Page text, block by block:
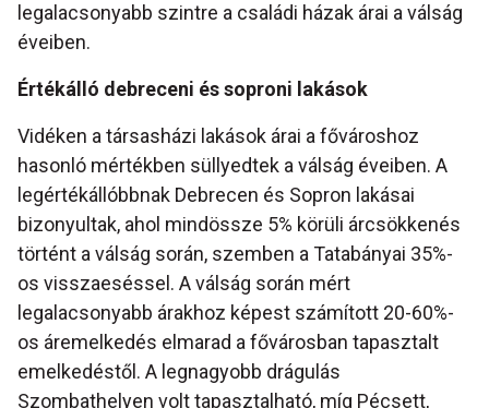
legalacsonyabb szintre a családi házak árai a válság
éveiben.
Értékálló debreceni és soproni lakások
Vidéken a társasházi lakások árai a fővároshoz
hasonló mértékben süllyedtek a válság éveiben. A
legértékállóbbnak Debrecen és Sopron lakásai
bizonyultak, ahol mindössze 5% körüli árcsökkenés
történt a válság során, szemben a Tatabányai 35%-
os visszaeséssel. A válság során mért
legalacsonyabb árakhoz képest számított 20-60%-
os áremelkedés elmarad a fővárosban tapasztalt
emelkedéstől. A legnagyobb drágulás
Szombathelyen volt tapasztalható, míg Pécsett,